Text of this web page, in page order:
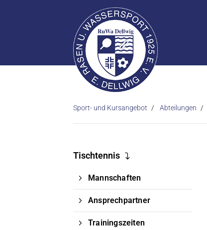
Sport- und Kursangebot Abteilungen
Tischtennis
Mannschaften
Ansprechpartner
Trainingszeiten